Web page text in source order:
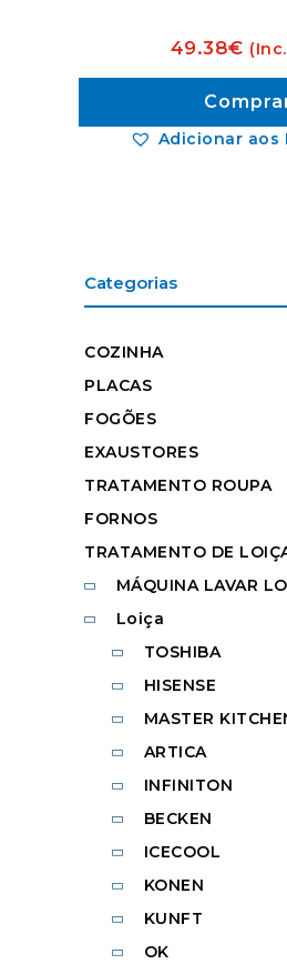
Adicionar aos
49.38€
Categorias
COZINHA
PLACAS
FOGÕES
EXAUSTORES
TRATAMENTO ROUPA
FORNOS
TRATAMENTO DE
MÁQUINA LAVAR
Loiça
TOSHIBA
HISENSE
MASTER
ARTICA
INFINITON
BECKEN
ICECOOL
KONEN
KUNFT
OK